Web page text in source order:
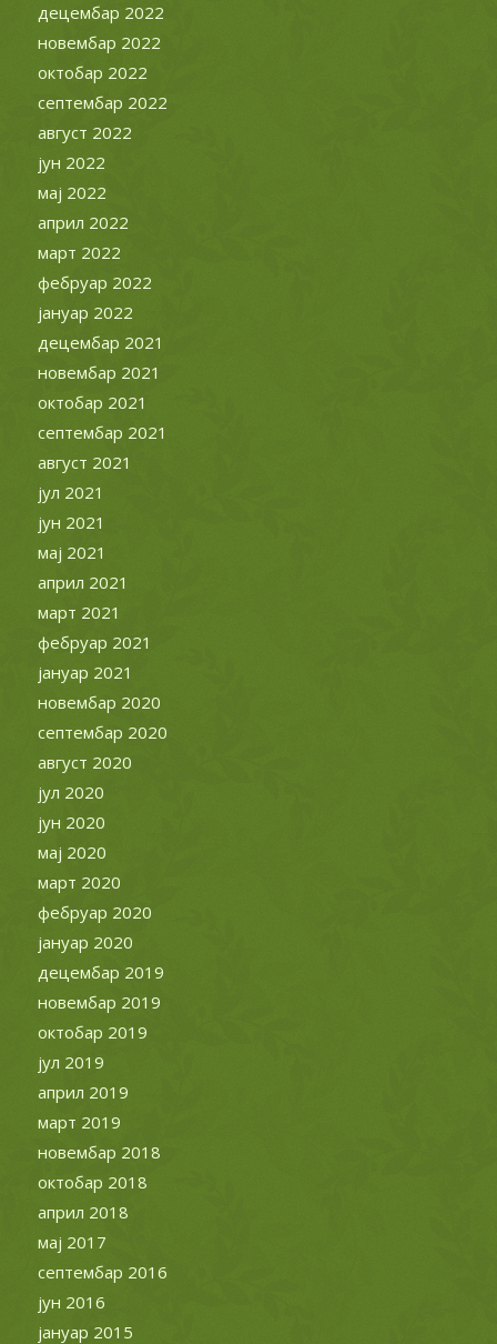
децембар 2022
новембар 2022
октобар 2022
септембар 2022
август 2022
јун 2022
мај 2022
април 2022
март 2022
фебруар 2022
јануар 2022
децембар 2021
новембар 2021
октобар 2021
септембар 2021
август 2021
јул 2021
јун 2021
мај 2021
април 2021
март 2021
фебруар 2021
јануар 2021
новембар 2020
септембар 2020
август 2020
јул 2020
јун 2020
мај 2020
март 2020
фебруар 2020
јануар 2020
децембар 2019
новембар 2019
октобар 2019
јул 2019
април 2019
март 2019
новембар 2018
октобар 2018
април 2018
мај 2017
септембар 2016
јун 2016
јануар 2015